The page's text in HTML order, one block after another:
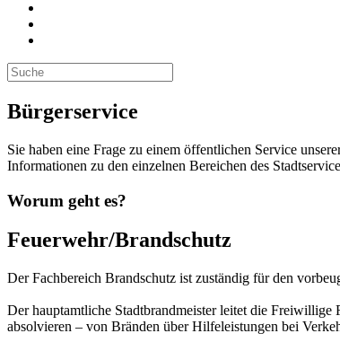
Bürgerservice
Sie haben eine Frage zu einem öffentlichen Service
Informationen zu den einzelnen Bereichen des
Worum geht es?
Feuerwehr/Brandschutz
Der Fachbereich Brandschutz ist zuständig für den
Der hauptamtliche Stadtbrandmeister leitet die
absolvieren – von Bränden über Hilfeleistungen bei